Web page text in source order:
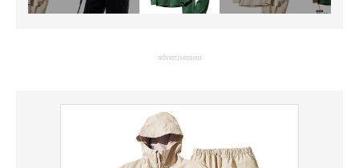
advertisement